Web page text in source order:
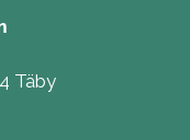
Täby